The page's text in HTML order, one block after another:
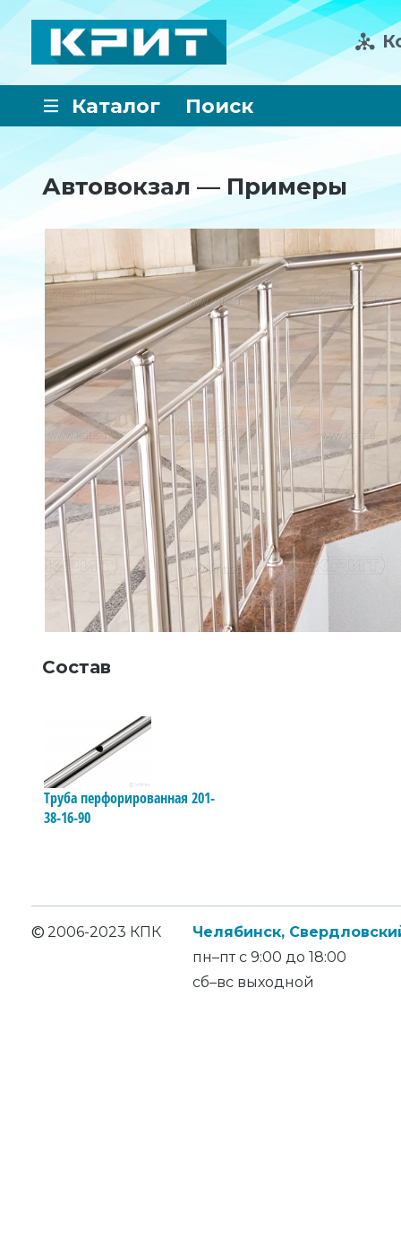
Каталог Поиск
Автовокзал — Примеры
Состав
Труба перфорированная 201-
38-16-90
© 2006-2023 КПК
Челябинск,
пн–пт с 9:00 до 18:00
сб–вс выходной